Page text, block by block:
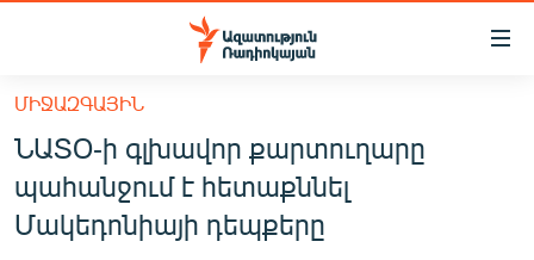
Մատչելիության
հիմնական
բովանդակությանը
հիմնական
մենյուին
ՀԱՅԱՍՏԱՆ
ՔԱՂԱՔԱԿԱՆ
ՄԻՋԱԶԳԱՅԻՆ
ՆԱՏՕ-ի գլխավոր քարտուղարը
պահանջում է հետաքննել
Մակեդոնիայի դեպքերը